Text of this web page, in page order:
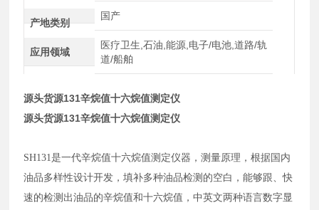
产地类别
国产
应用领域
医疗卫生,石油,能源,电子/电池,道路/轨
道/船舶
源头货源131辛烷值十六烷值测定仪
源头货源131辛烷值十六烷值测定仪
SH131是一代辛烷值十六烷值测定仪器，测量原理，根据国内
油品多样性设计开发，填补多种油品检测的空白，能够跟、快
速的检测出油品的辛烷值和十六烷值，中英文两种语言数字显